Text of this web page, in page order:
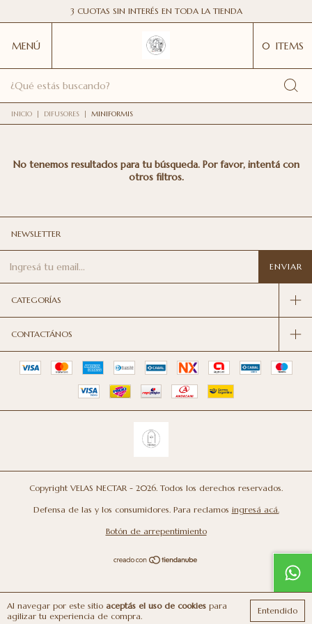
3 CUOTAS SIN INTERÉS EN TODA LA TIENDA
MENÚ 0 ITEMS
Al navegar por este sitio aceptás el uso de cookies para
agilizar tu experiencia de compra.
Entendido
INICIO | DIFUSORES | MINIFORMIS
No tenemos resultados para tu búsqueda. Por favor, intentá con
otros filtros.
NEWSLETTER
CATEGORÍAS
CONTACTÁNOS
Copyright VELAS NECTAR - 2026. Todos los derechos reservados.
Defensa de las y los consumidores. Para reclamos ingresá acá.
Botón de arrepentimiento